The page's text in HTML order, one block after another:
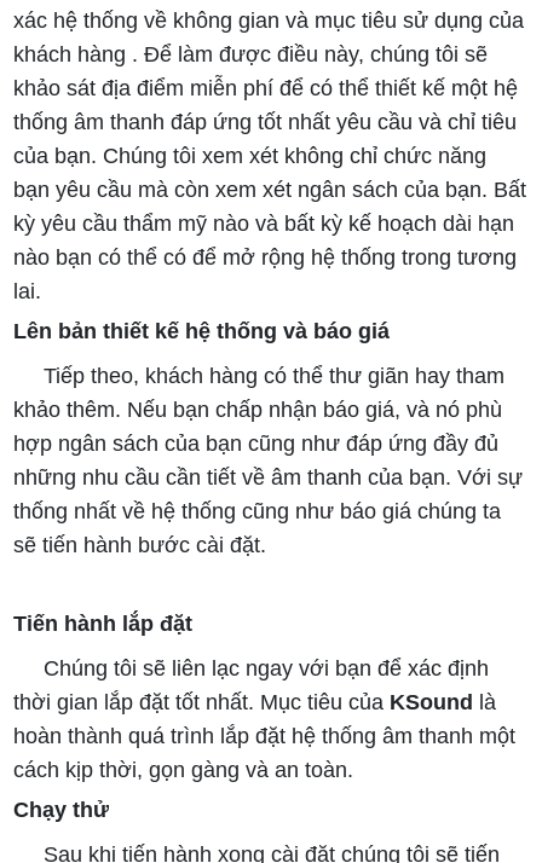
xác hệ thống về không gian và mục tiêu sử dụng của
khách hàng . Để làm được điều này, chúng tôi sẽ
khảo sát địa điểm miễn phí để có thể thiết kế một hệ
thống âm thanh đáp ứng tốt nhất yêu cầu và chỉ tiêu
của bạn. Chúng tôi xem xét không chỉ chức năng
bạn yêu cầu mà còn xem xét ngân sách của bạn. Bất
kỳ yêu cầu thẩm mỹ nào và bất kỳ kế hoạch dài hạn
nào bạn có thể có để mở rộng hệ thống trong tương
lai.
Lên bản thiết kế hệ thống và báo giá
Tiếp theo, khách hàng có thể thư giãn hay tham
khảo thêm. Nếu bạn chấp nhận báo giá, và nó phù
hợp ngân sách của bạn cũng như đáp ứng đầy đủ
những nhu cầu cần tiết về âm thanh của bạn. Với sự
thống nhất về hệ thống cũng như báo giá chúng ta
sẽ tiến hành bước cài đặt.
Tiến hành lắp đặt
Chúng tôi sẽ liên lạc ngay với bạn để xác định
thời gian lắp đặt tốt nhất. Mục tiêu của KSound là
hoàn thành quá trình lắp đặt hệ thống âm thanh một
cách kịp thời, gọn gàng và an toàn.
Chạy thử
Sau khi tiến hành xong cài đặt chúng tôi sẽ tiến